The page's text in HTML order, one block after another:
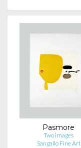
Pasmore
Two images
Sangallo Fine Art